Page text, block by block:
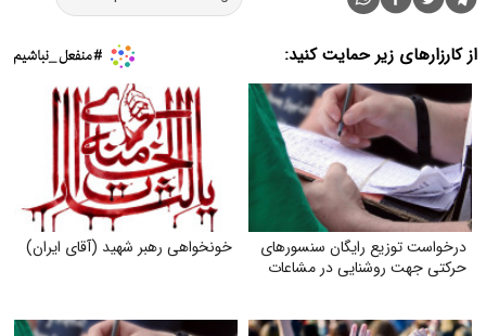
از کارزارهای زیر حمایت کنید:
درخواست توزیع رایگان سنسورهای
حرکتی جهت روشنایی در مشاعات
خونخواهی رهبر شهید (آقای ایران)